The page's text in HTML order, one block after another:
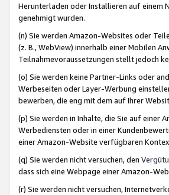
Herunterladen oder Installieren auf einem
genehmigt wurden.
(n) Sie werden Amazon-Websites oder
(z. B., WebView) innerhalb einer Mobilen
Teilnahmevoraussetzungen stellt jedoch
(o) Sie werden keine Partner-Links oder
Werbeseiten oder Layer-Werbung
bewerben, die eng mit dem auf Ihrer
(p) Sie werden in Inhalte, die Sie auf einer
Werbediensten oder in einer
einer Amazon-Website verfügbaren
(q) Sie werden nicht versuchen, den
dass sich eine Webpage einer Amazon-
(r) Sie werden nicht versuchen,